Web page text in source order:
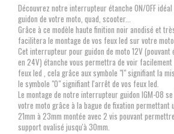
Découvrez notre interrupteur étanche ON/OFF
guidon de votre moto, quad, scooter...
Grâce à ce modèle haute finition noir anodisé et
facilitera le montage de vos feux led sur votre
Cet interrupteur pour guidon de moto 12V (pouvant
en 24V) étanche vous permettra de voir
feux led , cela grâce aux symbole "I" signifiant la
le symbole "O" signifiant l'arrêt de vos feux led.
Le montage de notre interrupteur guidon IGM-08
votre moto grâce à la bague de fixation permettant
21mm à 23mm montée avec 2 vis pouvant
support ovalisé jusqu'à 30mm.